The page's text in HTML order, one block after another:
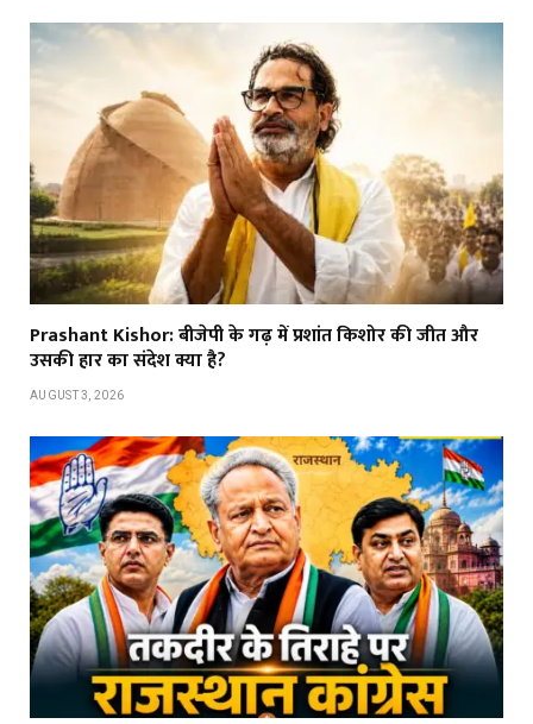
Prashant Kishor: बीजेपी के गढ़ में प्रशांत किशोर की जीत और
उसकी हार का संदेश क्या है?
AUGUST 3, 2026